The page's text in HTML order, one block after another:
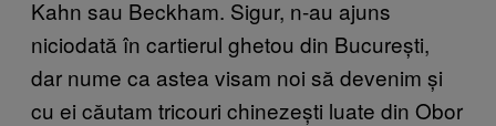
Kahn sau Beckham. Sigur, n-au ajuns
niciodată în cartierul ghetou din București,
dar nume ca astea visam noi să devenim și
cu ei căutam tricouri chinezești luate din Obor